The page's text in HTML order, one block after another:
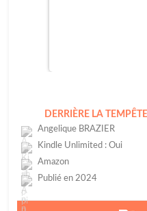
DERRIÈRE LA
Angelique BRAZIER
Kindle Unlimited : Oui
Amazon
Publié en 2024